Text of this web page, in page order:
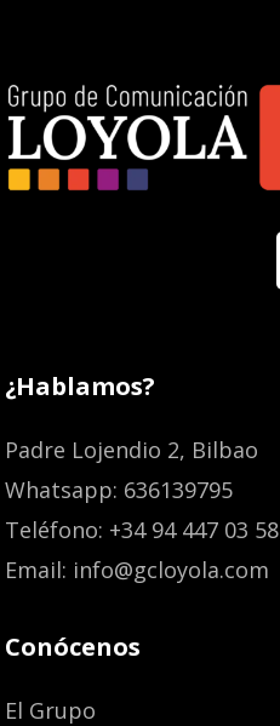
¿Hablamos?
Padre Lojendio 2, Bilbao
Whatsapp: 636139795
Teléfono: +34 94 447 03 58
Email: info@gcloyola.com
Conócenos
El Grupo